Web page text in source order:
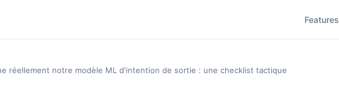
Features
réellement notre modèle ML d'intention de sortie : une checklist tactique